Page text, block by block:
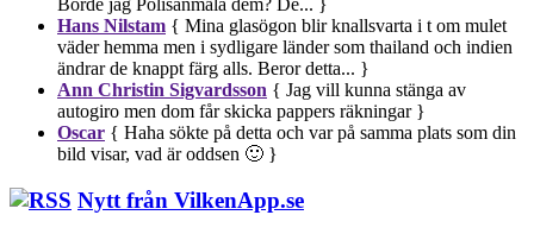
Borde jag Polisanmäla dem? De... }
Hans Nilstam { Mina glasögon blir knallsvarta i t om mulet
väder hemma men i sydligare länder som thailand och indien
ändrar de knappt färg alls. Beror detta... }
Ann Christin Sigvardsson { Jag vill kunna stänga av
autogiro men dom får skicka pappers räkningar }
Oscar { Haha sökte på detta och var på samma plats som din
bild visar, vad är oddsen 🙂 }
Nytt från VilkenApp.se